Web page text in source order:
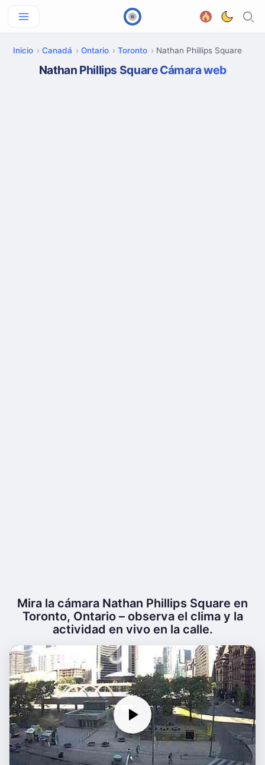
Inicio Canadá Ontario Toronto Nathan Phillips Square
Nathan Phillips Square Cámara web
Mira la cámara Nathan Phillips Square en
Toronto, Ontario – observa el clima y la
actividad en vivo en la calle.